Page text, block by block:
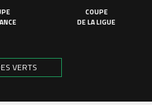
COUPE
DE LA LIGUE
VERTS